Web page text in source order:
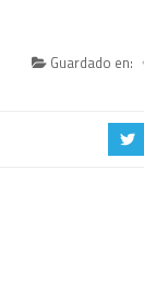
Guardado en:
a